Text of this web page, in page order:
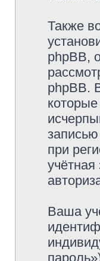
Также
phpBB,
phpBB.
при
Ваша